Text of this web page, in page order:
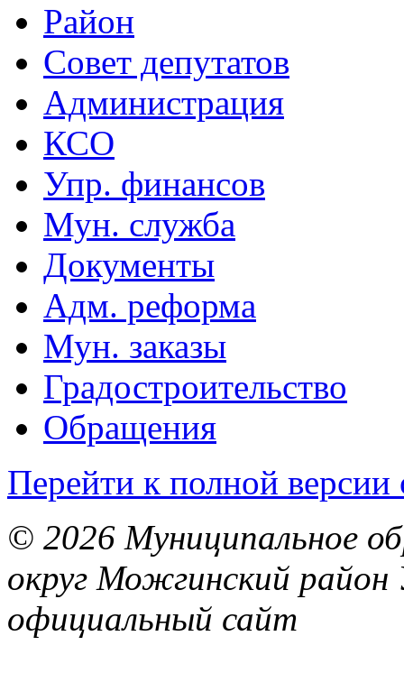
Район
Совет депутатов
Администрация
КСО
Упр. финансов
Мун. служба
Документы
Адм. реформа
Мун. заказы
Градостроительство
Обращения
Перейти к полной версии
© 2026 Муниципальное
округ Можгинский район
официальный сайт